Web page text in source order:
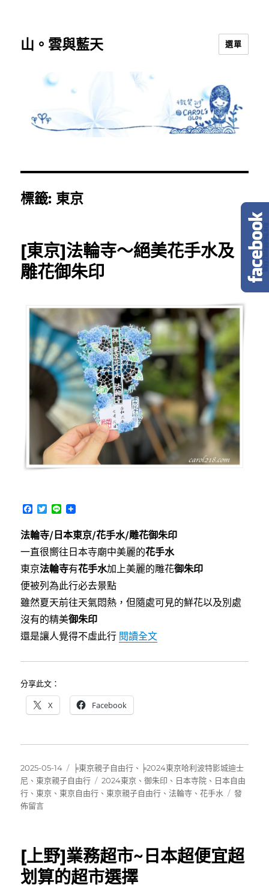
山。雲與藍天 選單
標籤: 東京
[東京]法輪寺～絕美花手水及
雕花御朱印
F
c
e
b
o
o
k
T
i
t
t
e
r
L
n
e
法輪寺/日本東京/花手水/雕花御朱印
一直很嚮往日本寺廟中美麗的花手水
東京法輪寺有花手水加上美麗的雕花御朱印
便被列為此行必去景點
雖然夏天前往天氣悶熱，但隨處可見的鮮花以及別處
沒有的精美御朱印
還是讓人覺得不虛此行 閱讀全文〈[東京]法輪寺～絕美花
分享此文：
X Facebook
發
佈
日
期:
2025-05-14
分
類
╞東京親子自由行 、
╞2024東京哈利波特影城迪士
尼 、 東京親子自由行
標
籤
2024東京 、御朱印 、 日本寺院 、 日本自由
行 、 東京 、 東京自由行 、 東京親子自由行 、法輪寺 、花手水
在
寺
發
佈留言
[上野]業務超市~日本超便宜超
划算的超市選擇